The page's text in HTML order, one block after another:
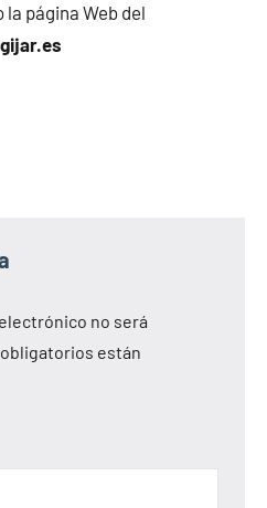
la página Web del
no será
están